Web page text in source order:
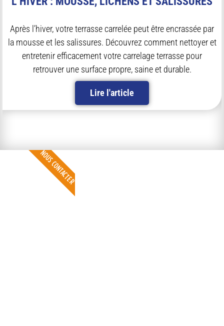
Après l’hiver, votre terrasse carrelée peut être encrassée par
la mousse et les salissures. Découvrez comment nettoyer et
entretenir efficacement votre carrelage terrasse pour
retrouver une surface propre, saine et durable.
Lire l'article
NOUS CONTACTER